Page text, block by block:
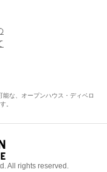
な、オープンハウス・ディベロ
。
All rights reserved.